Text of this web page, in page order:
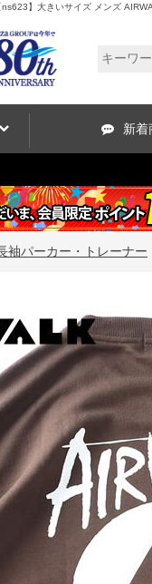
】大きいサイズ メンズ
新着
袖パーカー・トレーナー